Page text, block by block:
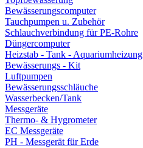
Bewässerungscomputer
Tauchpumpen u. Zubehör
Schlauchverbindung für PE-Rohre
Düngercomputer
Heizstab - Tank - Aquariumheizung
Bewässerungs - Kit
Luftpumpen
Bewässerungsschläuche
Wasserbecken/Tank
Messgeräte
Thermo- & Hygrometer
EC Messgeräte
PH - Messgerät für Erde